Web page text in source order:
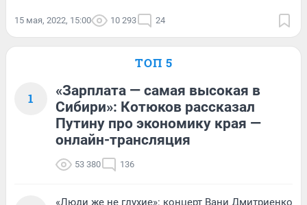
15 мая, 2022, 15:00 10 293 24
ТОП 5
1
«Зарплата — самая высокая в
Сибири»: Котюков рассказал
Путину про экономику края —
онлайн-трансляция
53 380 136
«Люди же не глухие»: концерт Вани Дмитриенко